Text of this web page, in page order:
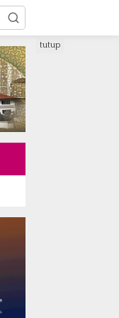
tutup